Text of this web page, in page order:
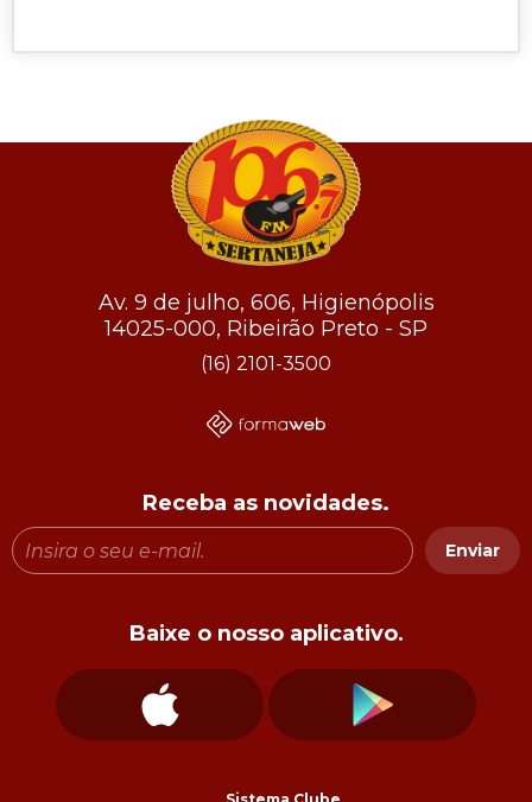
Av. 9 de julho, 606, Higienópolis
14025-000, Ribeirão Preto - SP
(16) 2101-3500
Receba as novidades.
Enviar
Baixe o nosso aplicativo.